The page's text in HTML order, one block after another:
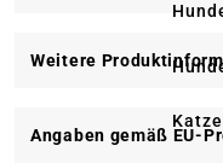
Weitere
Angaben gemäß EU-